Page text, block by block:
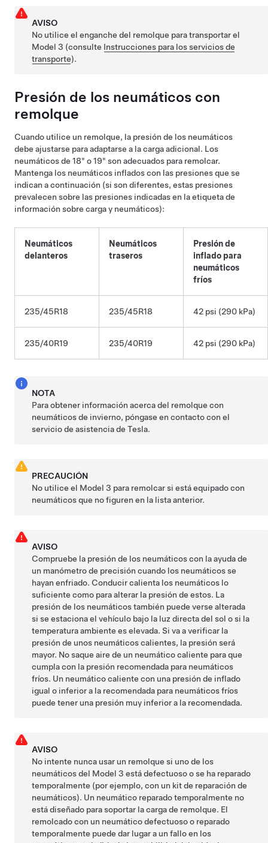
AVISO
No utilice el enganche del remolque para transportar el
Model 3 (consulte Instrucciones para los servicios de
transporte).
Presión de los neumáticos con
remolque
Cuando utilice un remolque, la presión de los neumáticos
debe ajustarse para adaptarse a la carga adicional. Los
neumáticos de 18" o 19" son adecuados para remolcar.
Mantenga los neumáticos inflados con las presiones que se
indican a continuación (si son diferentes, estas presiones
prevalecen sobre las presiones indicadas en la etiqueta de
información sobre carga y neumáticos):
Neumáticos
delanteros
Neumáticos
traseros
Presión de
inflado para
neumáticos
fríos
235/45R18 235/45R18 42 psi (290 kPa)
235/40R19 235/40R19 42 psi (290 kPa)
NOTA
Para obtener información acerca del remolque con
neumáticos de invierno, póngase en contacto con el
servicio de asistencia de Tesla.
PRECAUCIÓN
No utilice el Model 3 para remolcar si está equipado con
neumáticos que no figuren en la lista anterior.
AVISO
Compruebe la presión de los neumáticos con la ayuda de
un manómetro de precisión cuando los neumáticos se
hayan enfriado. Conducir calienta los neumáticos lo
suficiente como para alterar la presión de estos. La
presión de los neumáticos también puede verse alterada
si se estaciona el vehículo bajo la luz directa del sol o si la
temperatura ambiente es elevada. Si va a verificar la
presión de unos neumáticos calientes, la presión será
mayor. No saque aire de un neumático caliente para que
cumpla con la presión recomendada para neumáticos
fríos. Un neumático caliente con una presión de inflado
igual o inferior a la recomendada para neumáticos fríos
puede tener una presión muy inferior a la recomendada.
AVISO
No intente nunca usar un remolque si uno de los
neumáticos del Model 3 está defectuoso o se ha reparado
temporalmente (por ejemplo, con un kit de reparación de
neumáticos). Un neumático reparado temporalmente no
está diseñado para soportar la carga de remolque. El
remolcado con un neumático defectuoso o reparado
temporalmente puede dar lugar a un fallo en los